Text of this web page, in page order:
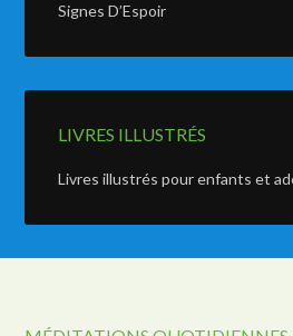
Signes D’Espoir
LIVRES ILLUSTRÉS
Livres illustrés pour enfants et